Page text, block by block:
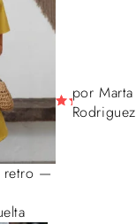
retro —
por Marta
Rodriguez